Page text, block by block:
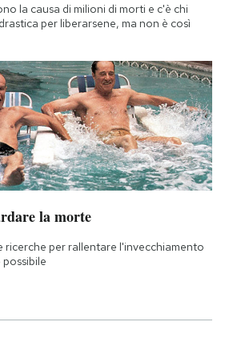
la causa di milioni di morti e c'è chi
per liberarsene, ma non è così
la morte
ricerche per rallentare l'invecchiamento